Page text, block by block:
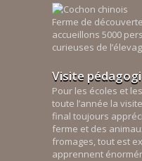
Ferme de
accueillons 5000
curieuses de
Visite
Pour les écoles et
toute l’année la
final toujours
ferme et des
fromages, tout est
apprennent